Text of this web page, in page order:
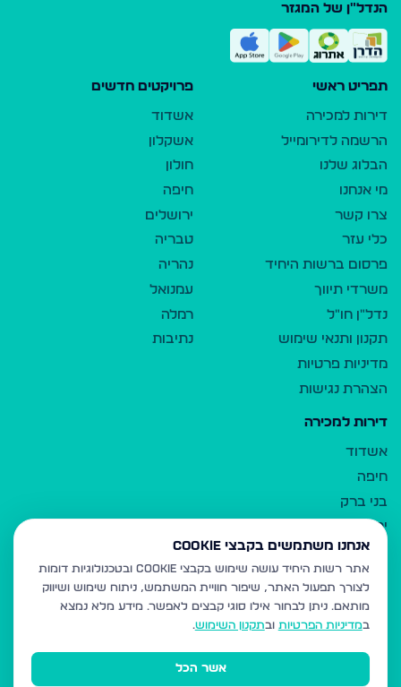
הנדל"ן של המגזר
תפריט ראשי
דירות למכירה
הרשמה לדירומייל
הבלוג שלנו
מי אנחנו
צרו קשר
כלי עזר
פרסום ברשות היחיד
משרדי תיווך
נדל"ן חו"ל
תקנון ותנאי שימוש
מדיניות פרטיות
הצהרת נגישות
פרויקטים חדשים
אשדוד
אשקלון
חולון
חיפה
ירושלים
טבריה
נהריה
עמנואל
רמלה
נתיבות
דירות למכירה
אשדוד
חיפה
בני ברק
ירושלים
אלעד
גבעת זאב
בית שמש
רכסים
מודיעין עילית
אנחנו משתמשים בקבצי Cookie
אתר רשות היחיד עושה שימוש בקבצי Cookie ובטכנולוגיות דומות
לצורך תפעול האתר, שיפור חוויית המשתמש, ניתוח שימוש ושיווק
מותאם. ניתן לבחור אילו סוגי קבצים לאפשר. מידע מלא נמצא
במדיניות הפרטיות ובתקנון השימוש.
אשר הכל